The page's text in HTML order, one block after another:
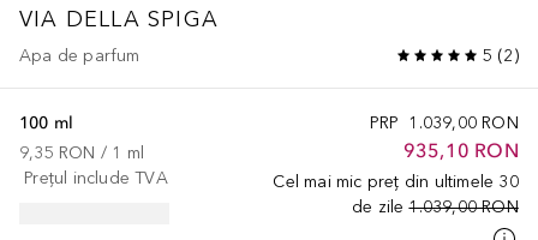
VIA DELLA SPIGA
Apa de parfum 5 (2)
PRP 1.039,00 RON
935,10 RON
Cel mai mic preț din ultimele 30
de zile 1.039,00 RON
100 ml
9,35 RON / 1 ml
Prețul include TVA